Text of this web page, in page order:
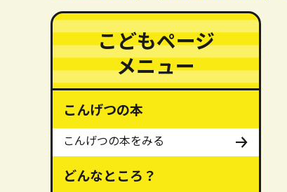
ここから本文です。ここからメインメニューです。
メインメニューをスキップする
こどもページ
メニュー
こんげつの本
こんげつの本をみる
どんなところ？